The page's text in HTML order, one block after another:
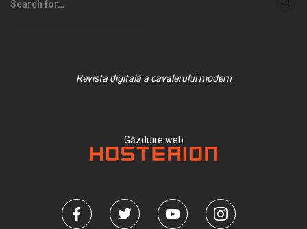
Revista digitală a cavalerului modern
Găzduire web